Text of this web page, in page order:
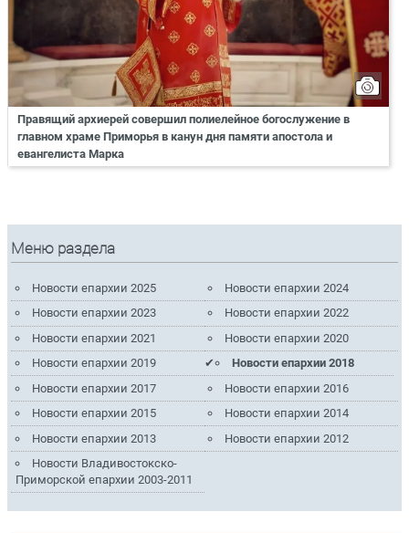
Правящий архиерей совершил полиелейное богослужение в
главном храме Приморья в канун дня памяти апостола и
евангелиста Марка
Меню раздела
Новости епархии 2025
Новости епархии 2024
Новости епархии 2023
Новости епархии 2022
Новости епархии 2021
Новости епархии 2020
Новости епархии 2019
Новости епархии 2018
Новости епархии 2017
Новости епархии 2016
Новости епархии 2015
Новости епархии 2014
Новости епархии 2013
Новости епархии 2012
Новости Владивостокско-
Приморской епархии 2003-2011